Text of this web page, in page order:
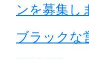
ンを募集し
ブラックな